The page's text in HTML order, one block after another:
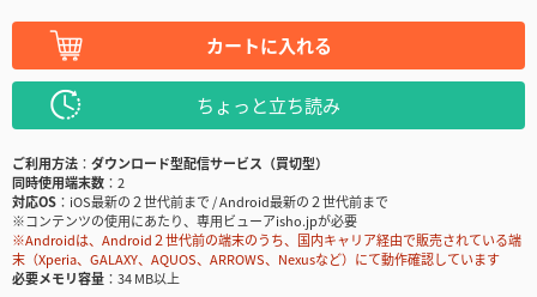
カートに入れる
ちょっと立ち読み
ご利用方法
ダウンロード型配信サービス（買切型）
同時使用端末数
2
対応OS
iOS最新の２世代前まで / Android最新の２世代前まで
※コンテンツの使用にあたり、専用ビューアisho.jpが必要
※Androidは、Android２世代前の端末のうち、国内キャリア経由で販売されている端
末（Xperia、GALAXY、AQUOS、ARROWS、Nexusなど）にて動作確認しています
必要メモリ容量
34 MB以上